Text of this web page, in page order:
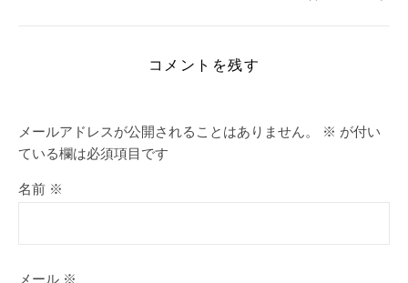
コメントを残す
メールアドレスが公開されることはありません。 ※ が付い
ている欄は必須項目です
名前 ※
メール ※